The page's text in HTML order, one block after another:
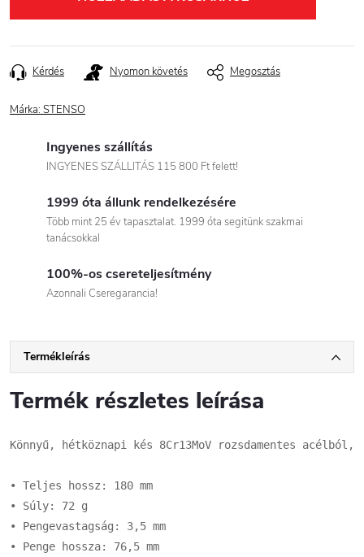
Kérdés Nyomon követés Megosztás
Márka: STENSO
Ingyenes szállítás
INGYENES SZÁLLITÁS 115 800 Ft felett!
1999 óta állunk rendelkezésére
Több mint 25 év tapasztalat. 1999 óta segitünk szakmai
tanácsokkal
100%-os csereteljesítmény
Azonnali Cseregarancia!
Termékleírás
Termék részletes leírása
Könnyű, hétköznapi kés 8Cr13MoV rozsdamentes
• Teljes hossz: 180 mm
• Súly: 72 g
• Pengevastagság: 3,5 mm
• Penge hossza: 76,5 mm